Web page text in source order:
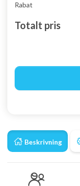
Beskrivning
Rabat
Totalt pris